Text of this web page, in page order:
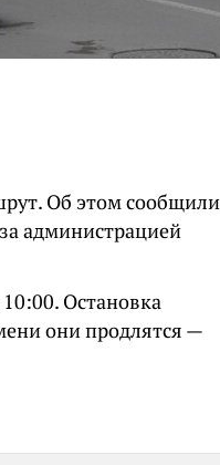
Об этом сообщили
администрацией
Остановка
они продлятся —